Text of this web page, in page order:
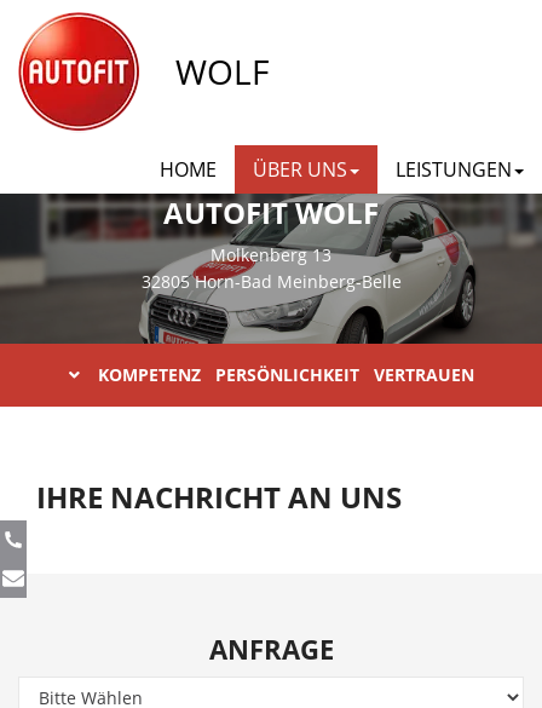
WOLF
HOME ÜBER UNS LEISTUNGEN
AUTOFIT WOLF
Molkenberg 13
32805 Horn-Bad Meinberg-Belle
KOMPETENZ PERSÖNLICHKEIT VERTRAUEN
IHRE NACHRICHT AN UNS
ANFRAGE